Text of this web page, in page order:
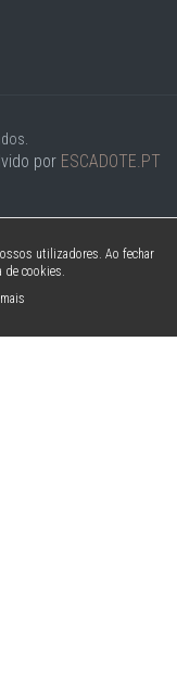
por ESCADOTE.PT
utilizadores. Ao fechar
de cookies.